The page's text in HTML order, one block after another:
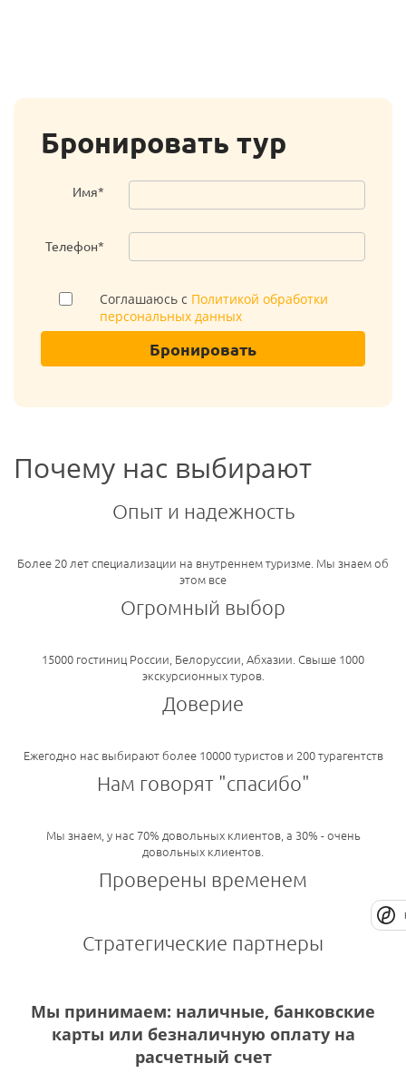
Бронировать тур
Имя*
Телефон*
Соглашаюсь с Политикой обработки
персональных данных
Бронировать
Почему нас выбирают
Опыт и надежность
Более 20 лет специализации на внутреннем туризме. Мы знаем об
этом все
Огромный выбор
15000 гостиниц России, Белоруссии, Абхазии. Свыше 1000
экскурсионных туров.
Доверие
Ежегодно нас выбирают более 10000 туристов и 200 турагентств
Нам говорят "спасибо"
Мы знаем, у нас 70% довольных клиентов, а 30% - очень
довольных клиентов.
Проверены временем
Стратегические партнеры
Мы принимаем: наличные, банковские
карты или безналичную оплату на
расчетный счет